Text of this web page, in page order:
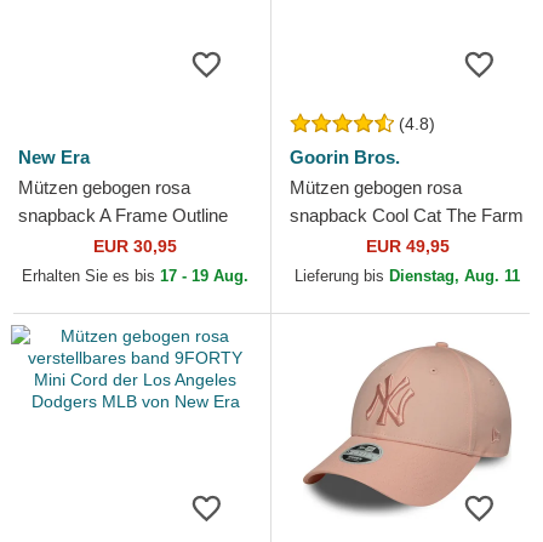
New Era
Mützen gebogen rosa
snapback A Frame Outline
der New York Yankees MLB
von New Era
EUR 30,95
Erhalten Sie es bis 17 - 19 Aug.
(4.8)
Goorin Bros.
Mützen gebogen rosa
snapback Cool Cat The Farm
Premium The Farm Goorin
Bros.
EUR 49,95
Lieferung bis Dienstag, Aug. 11